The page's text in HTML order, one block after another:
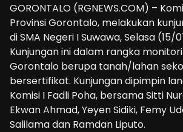
GORONTALO (RGNEWS.COM) –
Provinsi Gorontalo, melakukan
di SMA Negeri I Suwawa, Selasa (15/
Kunjungan ini dalam rangka
Gorontalo berupa tanah/lahan
bersertifikat. Kunjungan dipimpin
Komisi I Fadli Poha, bersama Sitti
Ekwan Ahmad, Yeyen Sidiki, Femy
Salilama dan Ramdan Liputo.